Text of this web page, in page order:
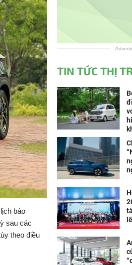
bảo
sau các
theo điều
TIN TỨC THỊ